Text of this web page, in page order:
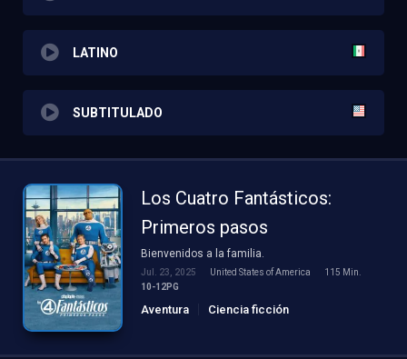
LATINO
SUBTITULADO
Los Cuatro Fantásticos:
Primeros pasos
Bienvenidos a la familia.
Jul. 23, 2025 United States of America
115 Min.
10-12PG
Aventura Ciencia ficción